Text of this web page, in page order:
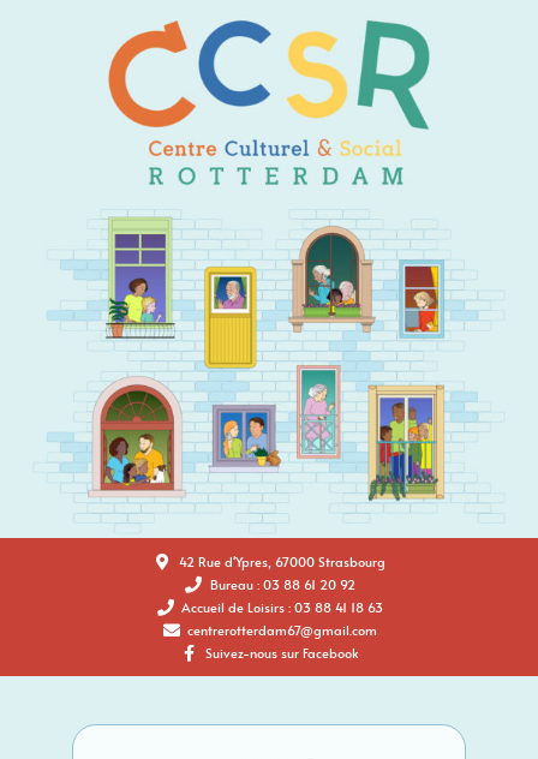
42 Rue d'Ypres, 67000 Strasbourg
Bureau : 03 88 61 20 92
Accueil de Loisirs : 03 88 41 18 63
centrerotterdam67@gmail.com
Suivez-nous sur Facebook